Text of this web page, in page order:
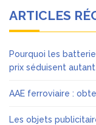
ARTICLES
Pourquoi les
prix séduisent
AAE ferroviaire :
Les objets